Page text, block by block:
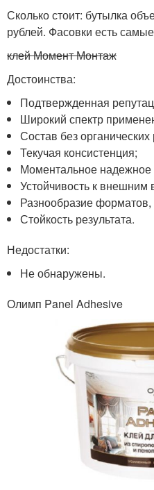
Сколько стоит: бутылка
рублей. Фасовки есть
клей Момент Монтаж
Достоинства:
Подтвержденная
Широкий спектр
Состав без
Текучая консистенция;
Моментальное надежное
Устойчивость к внешним
Разнообразие
Стойкость результата.
Недостатки:
Не обнаружены.
Олимп Panel Adhesive